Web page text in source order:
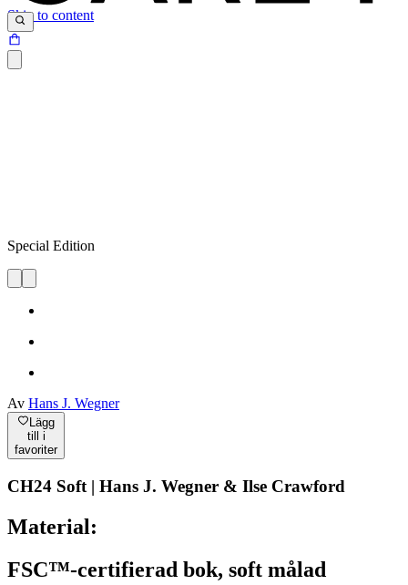
Skip to content
Special Edition
Av Hans J. Wegner
Lägg
till i
favoriter
CH24 Soft | Hans J. Wegner & Ilse Crawford
Material:
FSC™-certifierad bok, soft målad